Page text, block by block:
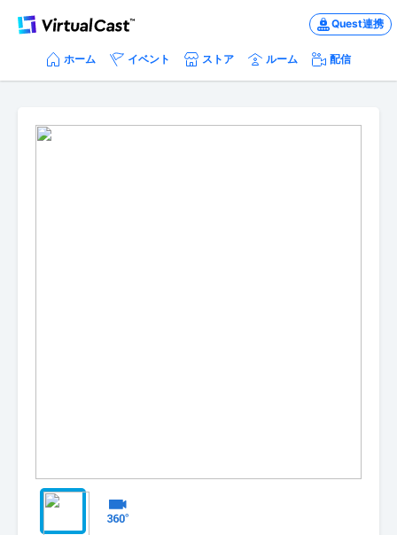
Quest連携
ホーム イベント ストア ルーム 配信